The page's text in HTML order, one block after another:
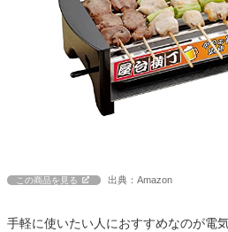
この商品を見る 出典：Amazon
手軽に使いたい人におすすめなのが電